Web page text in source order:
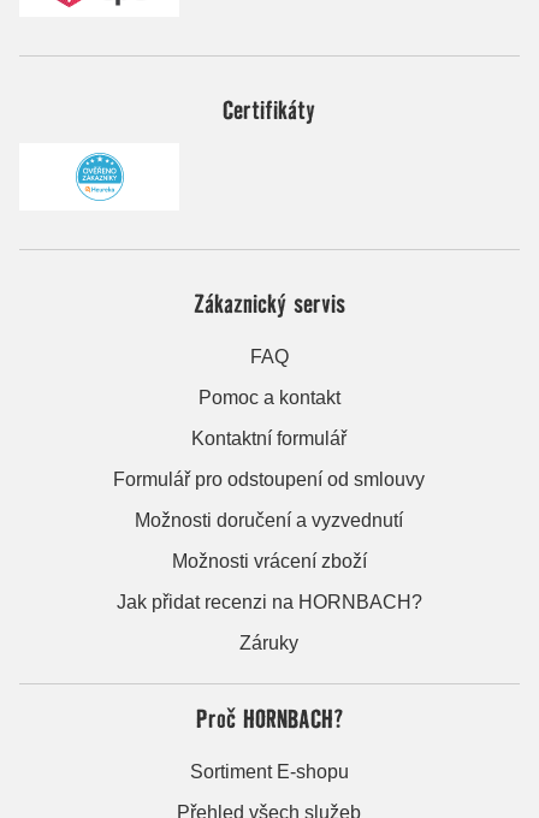
Certifikáty
Zákaznický servis
FAQ
Pomoc a kontakt
Kontaktní formulář
Formulář pro odstoupení od smlouvy
Možnosti doručení a vyzvednutí
Možnosti vrácení zboží
Jak přidat recenzi na HORNBACH?
Záruky
Proč HORNBACH?
Sortiment E-shopu
Přehled všech služeb